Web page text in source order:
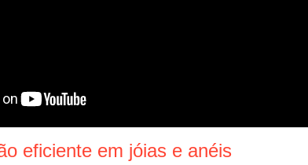
eficiente em jóias e anéis